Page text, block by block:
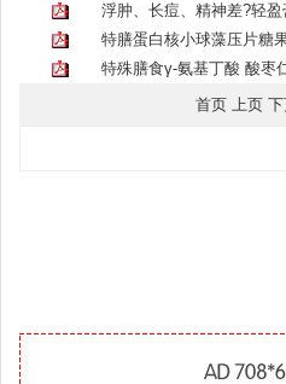
浮肿、长痘、精神差?轻
特膳蛋白核小球藻压片糖
特殊膳食γ-氨基丁酸 酸枣
首页 上页